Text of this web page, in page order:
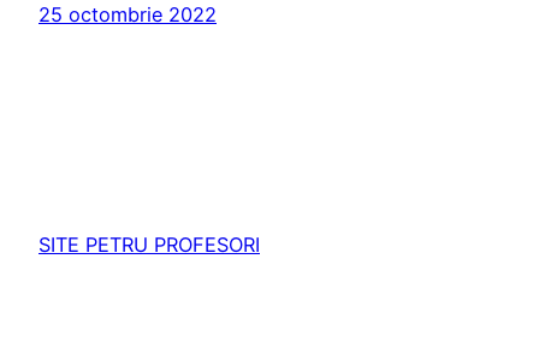
25 octombrie 2022
SITE PETRU PROFESORI